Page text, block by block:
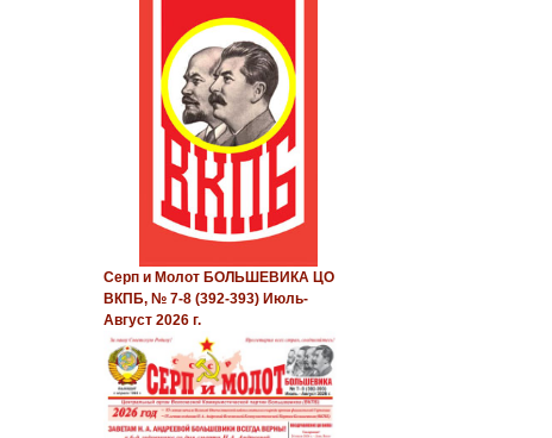
Серп и Молот БОЛЬШЕВИКА ЦО
ВКПБ, № 7-8 (392-393) Июль-
Август 2026 г.